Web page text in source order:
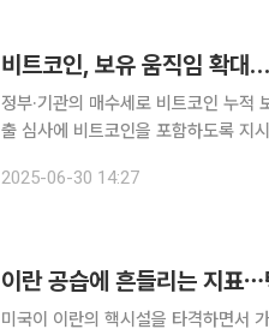
정부·기관의 매수세로 비트코인 누적
출 심사에 비트코인을 포함하도록 지
2025-06-30 14:27
미국이 이란의 핵시설을 타격하면서